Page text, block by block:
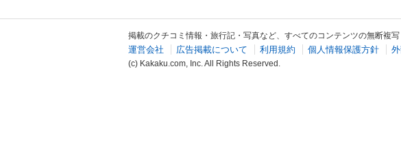
掲載のクチコミ情報・旅行記・写真など、すべてのコンテンツの無断複写
運営会社 広告掲載について 利用規約 個人情報保護方針
(c) Kakaku.com, Inc. All Rights Reserved.